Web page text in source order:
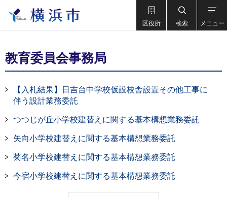
区役所 検索 メニュー
教育委員会事務局
【入札結果】日吉台中学校仮設校舎設置その他工事に
伴う設計業務委託
つつじが丘小学校建替えに関する基本構想業務委託
矢向小学校建替えに関する基本構想業務委託
菊名小学校建替えに関する基本構想業務委託
今宿小学校建替えに関する基本構想業務委託